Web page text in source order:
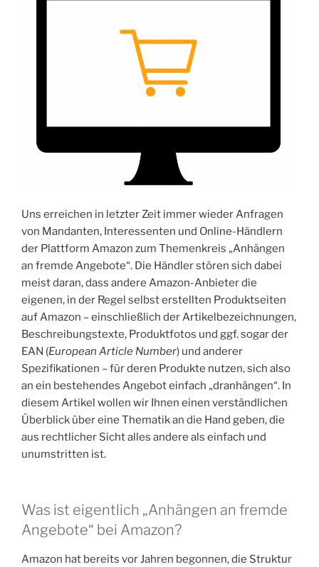
Tiger“
Uns erreichen in letzter Zeit immer wieder Anfragen
von Mandanten, Interessenten und Online-Händlern
der Plattform Amazon zum Themenkreis „Anhängen
an fremde Angebote“. Die Händler stören sich dabei
meist daran, dass andere Amazon-Anbieter die
eigenen, in der Regel selbst erstellten Produktseiten
auf Amazon – einschließlich der Artikelbezeichnungen,
Beschreibungstexte, Produktfotos und ggf. sogar der
EAN (European Article Number) und anderer
Spezifikationen – für deren Produkte nutzen, sich also
an ein bestehendes Angebot einfach „dranhängen“. In
diesem Artikel wollen wir Ihnen einen verständlichen
Überblick über eine Thematik an die Hand geben, die
aus rechtlicher Sicht alles andere als einfach und
unumstritten ist.
Was ist eigentlich „Anhängen an fremde
Angebote“ bei Amazon?
Amazon hat bereits vor Jahren begonnen, die Struktur